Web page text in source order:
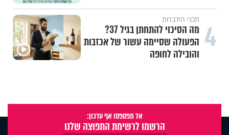
4 תכני הידברות
מה הסיכוי להתחתן בגיל 37?
הפעולה שסיימה עשור של אכזבות
והובילה לחופה
אל תפספסו אף עדכון:
הרשמו לרשימת התפוצה שלנו